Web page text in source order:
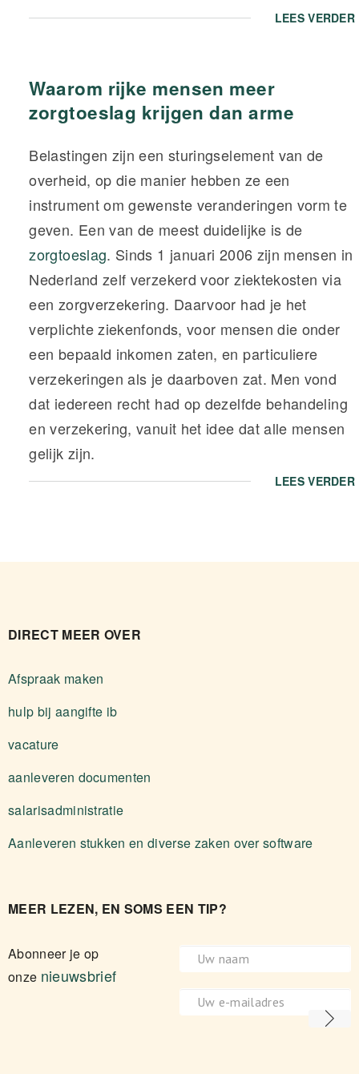
LEES VERDER
Waarom rijke mensen meer
zorgtoeslag krijgen dan arme
Belastingen zijn een sturingselement van de
overheid, op die manier hebben ze een
instrument om gewenste veranderingen vorm te
geven. Een van de meest duidelijke is de
zorgtoeslag. Sinds 1 januari 2006 zijn mensen in
Nederland zelf verzekerd voor ziektekosten via
een zorgverzekering. Daarvoor had je het
verplichte ziekenfonds, voor mensen die onder
een bepaald inkomen zaten, en particuliere
verzekeringen als je daarboven zat. Men vond
dat iedereen recht had op dezelfde behandeling
en verzekering, vanuit het idee dat alle mensen
gelijk zijn.
LEES VERDER
DIRECT MEER OVER
Afspraak maken
hulp bij aangifte ib
vacature
aanleveren documenten
salarisadministratie
Aanleveren stukken en diverse zaken over software
MEER LEZEN, EN SOMS EEN TIP?
Abonneer je op
onze nieuwsbrief